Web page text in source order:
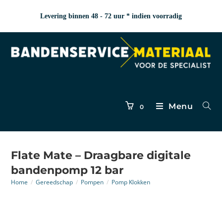
Levering binnen 48 - 72 uur * indien voorradig
0 Menu
Flate Mate – Draagbare digitale
bandenpomp 12 bar
Home / Gereedschap / Pompen / Pomp Klokken